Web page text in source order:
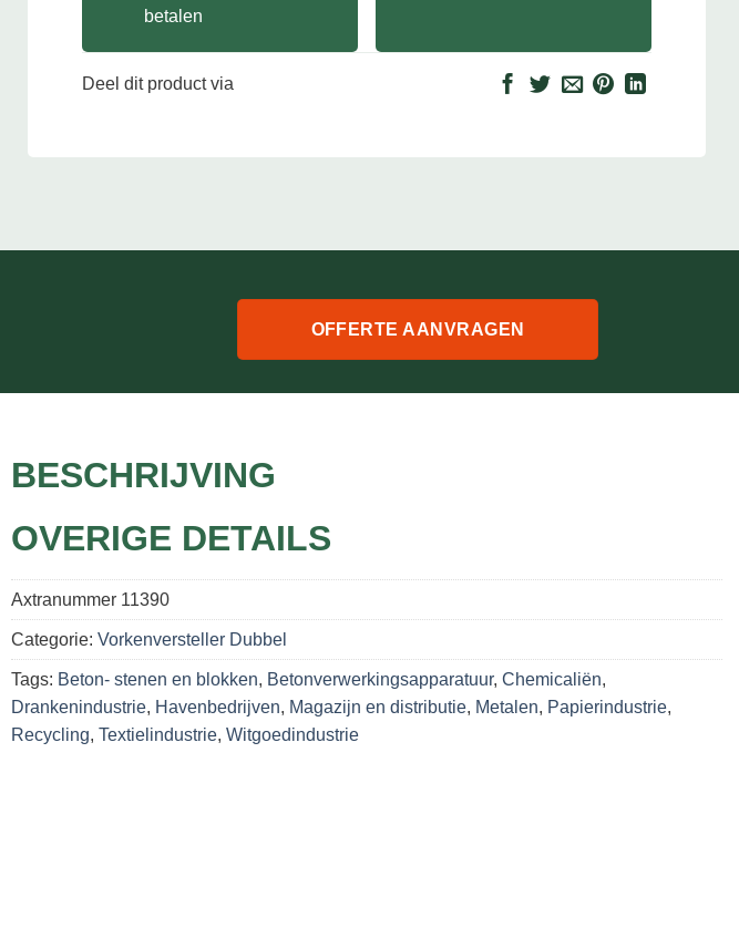
betalen
Deel dit product via
OFFERTE AANVRAGEN
BESCHRIJVING
OVERIGE DETAILS
Axtranummer 11390
Categorie: Vorkenversteller Dubbel
Tags: Beton- stenen en blokken, Betonverwerkingsapparatuur, Chemicaliën,
Drankenindustrie, Havenbedrijven, Magazijn en distributie, Metalen, Papierindustrie,
Recycling, Textielindustrie, Witgoedindustrie